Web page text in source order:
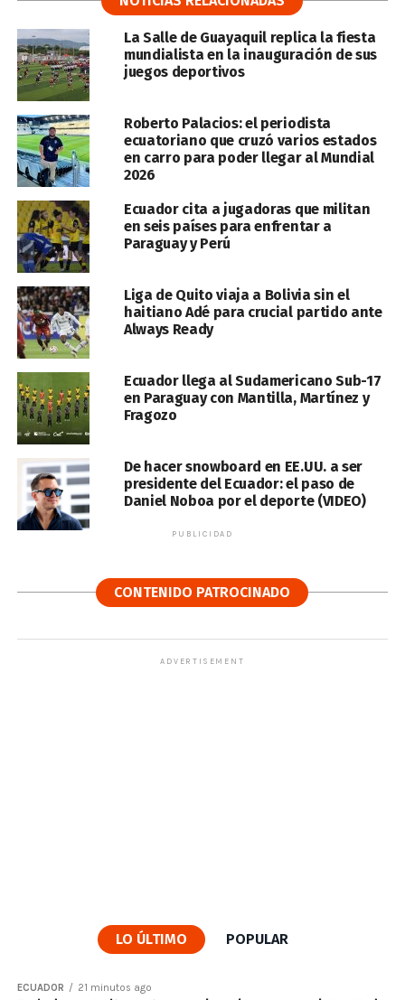
La Salle de Guayaquil replica la fiesta
mundialista en la inauguración de sus
juegos deportivos
Roberto Palacios: el periodista
ecuatoriano que cruzó varios estados
en carro para poder llegar al Mundial
2026
Ecuador cita a jugadoras que militan
en seis países para enfrentar a
Paraguay y Perú
Liga de Quito viaja a Bolivia sin el
haitiano Adé para crucial partido ante
Always Ready
Ecuador llega al Sudamericano Sub-17
en Paraguay con Mantilla, Martínez y
Fragozo
De hacer snowboard en EE.UU. a ser
presidente del Ecuador: el paso de
Daniel Noboa por el deporte (VIDEO)
PUBLICIDAD
CONTENIDO PATROCINADO
ADVERTISEMENT
LO ÚLTIMO POPULAR
ECUADOR 21 minutos ago